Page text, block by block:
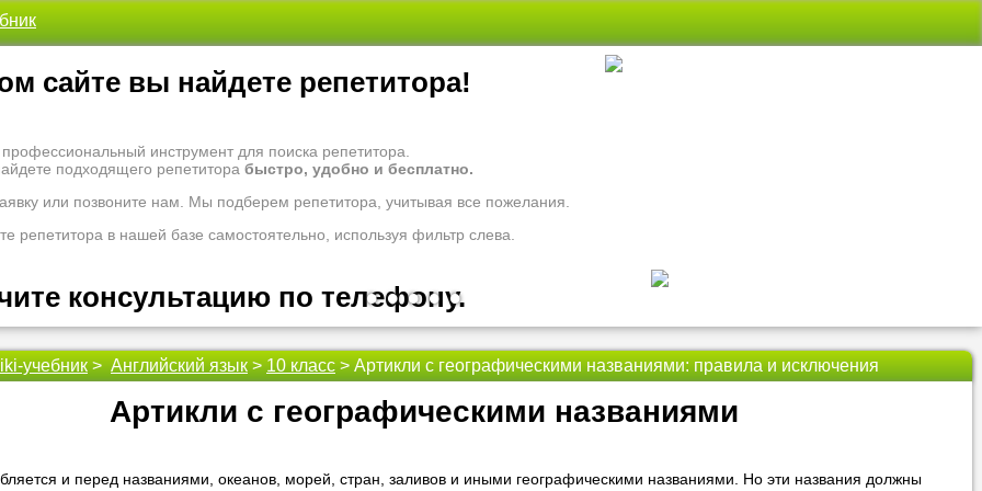
•••••
сайте вы найдете репетитора!
инструмент для поиска репетитора.
подходящего репетитора быстро, удобно и бесплатно.
или позвоните нам. Мы подберем репетитора, учитывая все пожелания.
репетитора в нашей базе самостоятельно, используя фильтр слева.
консультацию по телефону.
проконсультировать Вас по вопросам образования. Задайте свои вопросы
надо ломать голову, к кому обратиться за помощью - для этого есть
Nado5.ru!
помогут вам.
учебник > Английский язык > 10 класс > Артикли с географическими названиями: правила и исключения
Артикли с географическими названиями
и перед названиями, океанов, морей, стран, заливов и иными географическими названиями. Но эти названия должны